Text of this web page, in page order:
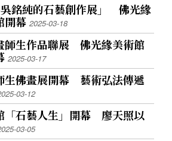
吳銘純的石藝創作展」 佛光緣
開幕2025-03-18
師生作品聯展 佛光緣美術館
2025-03-17
生佛畫展開幕 藝術弘法傳遞
03-12
「石藝人生」開幕 廖天照以
03-05